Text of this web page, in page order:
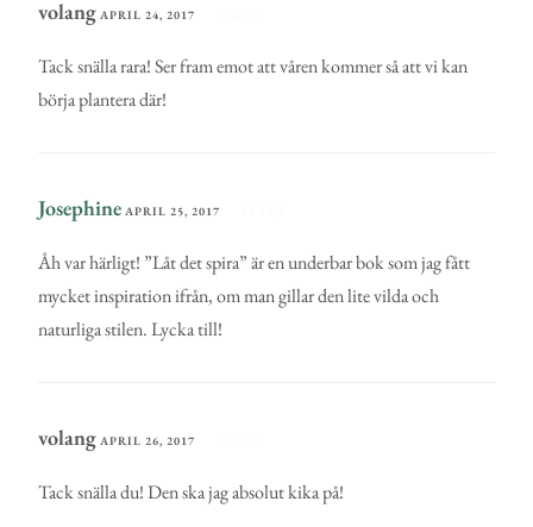
volang APRIL 24, 2017
Tack snälla rara! Ser fram emot att våren kommer så att vi kan
börja plantera där!
Josephine APRIL 25, 2017
Åh var härligt! ”Låt det spira” är en underbar bok som jag fått
mycket inspiration ifrån, om man gillar den lite vilda och
naturliga stilen. Lycka till!
volang APRIL 26, 2017
Tack snälla du! Den ska jag absolut kika på!